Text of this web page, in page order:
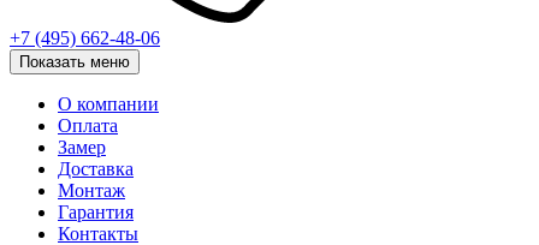
+7 (495) 662-48-06
Показать меню
О компании
Оплата
Замер
Доставка
Монтаж
Гарантия
Контакты